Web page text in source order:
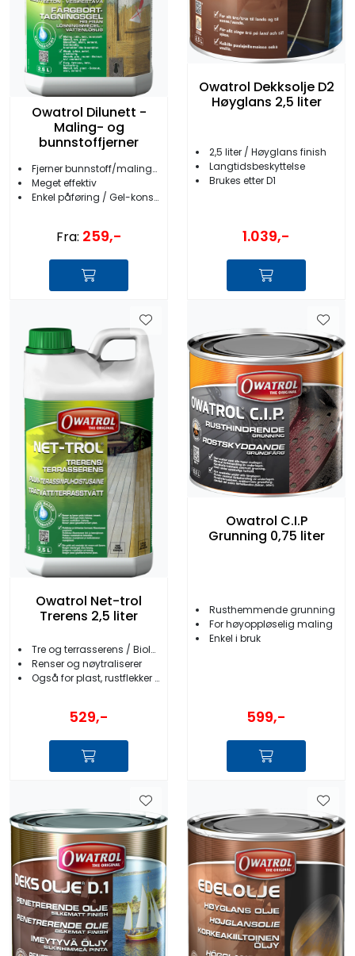
Owatrol Dilunett -
Maling- og
bunnstoffjerner
Fjerner bunnstoff/maling/lakk
Meget effektiv
Enkel påføring / Gel-konsistens
Fra: 259,-
Owatrol Dekksolje D2
Høyglans 2,5 liter
2,5 liter / Høyglans finish
Langtidsbeskyttelse
Brukes etter D1
1.039,-
Owatrol Net-trol
Trerens 2,5 liter
Tre og terrasserens / Biologisk nedbrytbar
Renser og nøytraliserer
Også for plast, rustflekker i betong, stein..
529,-
Owatrol C.I.P
Grunning 0,75 liter
Rusthemmende grunning
For høyoppløselig maling
Enkel i bruk
599,-